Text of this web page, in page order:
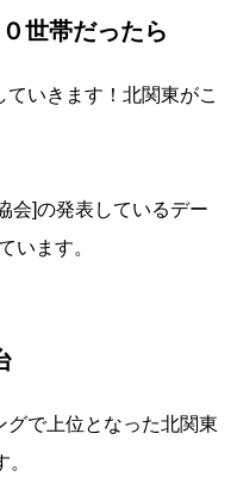
世帯だったら
いきます！北関東がこ
会]の発表しているデー
います。
グで上位となった北関東